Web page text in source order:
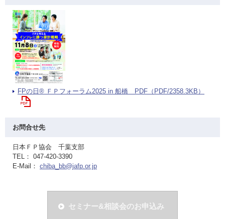
FPの日® ＦＰフォーラム2025 in 船橋 PDF（PDF/2358.3KB）
お問合せ先
日本ＦＰ協会 千葉支部
TEL： 047-420-3390
E-Mail： chiba_bb@jafp.or.jp
セミナー&相談会のお申込み